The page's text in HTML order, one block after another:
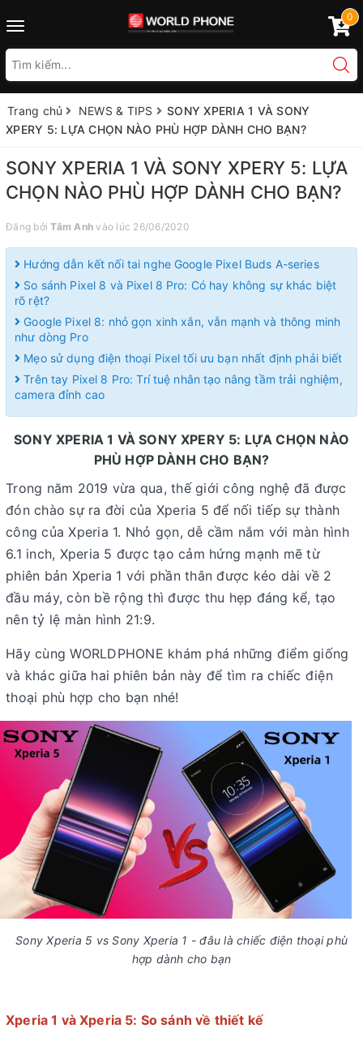
Toggle
0
Trang chủ NEWS & TIPS
SONY XPERIA 1 VÀ SONY
XPERY 5: LỰA CHỌN NÀO PHÙ HỢP DÀNH CHO BẠN?
SONY XPERIA 1 VÀ SONY XPERY 5: LỰA
CHỌN NÀO PHÙ HỢP DÀNH CHO BẠN?
Đăng bởiTâm Anh vào lúc 26/06/2020
Hướng dẫn kết nối tai nghe Google Pixel Buds A-series
So sánh Pixel 8 và Pixel 8 Pro: Có hay không sự khác biệt
rõ rệt?
Google Pixel 8: nhỏ gọn xinh xắn, vẫn mạnh và thông minh
như dòng Pro
Mẹo sử dụng điện thoại Pixel tối ưu bạn nhất định phải biết
Trên tay Pixel 8 Pro: Trí tuệ nhân tạo nâng tầm trải nghiệm,
camera đỉnh cao
SONY XPERIA 1 VÀ SONY XPERY 5: LỰA CHỌN NÀO
PHÙ HỢP DÀNH CHO BẠN?
Trong năm 2019 vừa qua, thế giới công nghệ đã được
đón chào sự ra đời của Xperia 5 để nối tiếp sự thành
công của Xperia 1. Nhỏ gọn, dễ cầm nắm với màn hình
6.1 inch, Xperia 5 được tạo cảm hứng mạnh mẽ từ
phiên bản Xperia 1 với phần thân được kéo dài về 2
đầu máy, còn bề rộng thì được thu hẹp đáng kể, tạo
nên tỷ lệ màn hình 21:9.
Hãy cùng WORLDPHONE khám phá những điểm giống
và khác giữa hai phiên bản này để tìm ra chiếc điện
thoại phù hợp cho bạn nhé!
Sony Xperia 5 vs Sony Xperia 1 - đâu là chiếc điện thoại phù
hợp dành cho bạn
Xperia 1 và Xperia 5: So sánh về thiết kế